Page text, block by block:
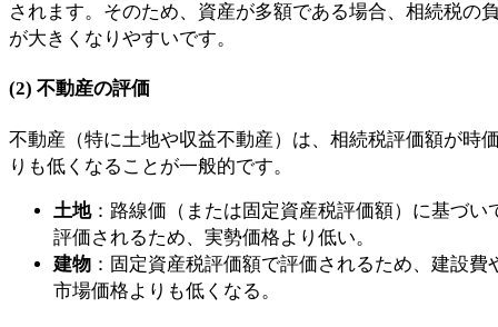
されます。そのため、資産が多額である場合、相続税の
が大きくなりやすいです。
(2) 不動産の評価
不動産（特に土地や収益不動産）は、相続税評価額が時
りも低くなることが一般的です。
土地：路線価（または固定資産税評価額）に基づい
評価されるため、実勢価格より低い。
建物 ：固定資産税評価額で評価されるため、建設費
市場価格よりも低くなる。